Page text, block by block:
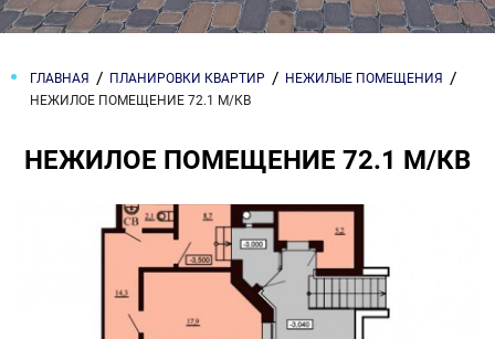
ГЛАВНАЯ ПЛАНИРОВКИ КВАРТИР
НЕЖИЛЫЕ ПОМЕЩЕНИЯ
НЕЖИЛОЕ ПОМЕЩЕНИЕ 72.1 М/КВ
НЕЖИЛОЕ ПОМЕЩЕНИЕ 72.1 М/КВ